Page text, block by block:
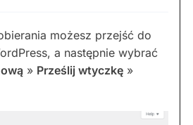
możesz przejść do
a następnie wybrać
» Prześlij wtyczkę »